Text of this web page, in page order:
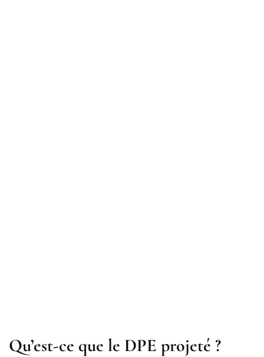
Qu’est-ce que le DPE projeté ?